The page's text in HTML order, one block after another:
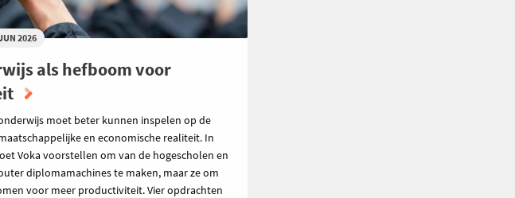
2026
als hefboom voor
moet beter kunnen inspelen op de
en economische realiteit. In
Voka voorstellen om van de hogescholen en
diplomamachines te maken, maar ze om
voor meer productiviteit. Vier opdrachten